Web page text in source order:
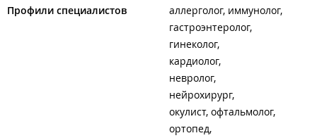
Профили специалистов
аллерголог, иммунолог
гастроэнтеролог
гинеколог
кардиолог
невролог
нейрохирург
окулист, офтальмолог
ортопед